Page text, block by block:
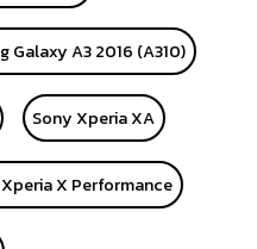
Galaxy A3 2016 (A310)
Sony Xperia XA
X Performance